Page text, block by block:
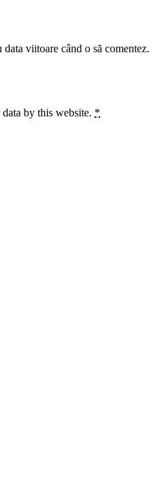
viitoare când o să comentez.
by this website. *